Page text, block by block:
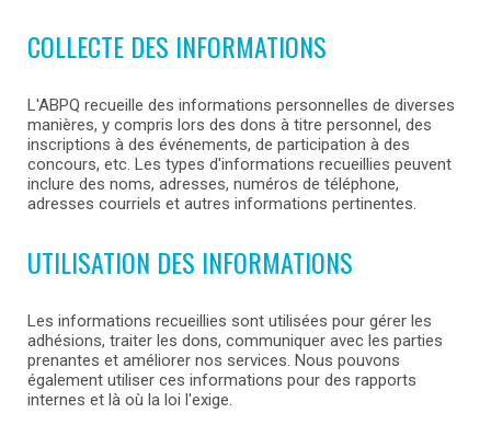
COLLECTE DES INFORMATIONS
L'ABPQ recueille des informations personnelles de diverses
manières, y compris lors des dons à titre personnel, des
inscriptions à des événements, de participation à des
concours, etc. Les types d'informations recueillies peuvent
inclure des noms, adresses, numéros de téléphone,
adresses courriels et autres informations pertinentes.
UTILISATION DES INFORMATIONS
Les informations recueillies sont utilisées pour gérer les
adhésions, traiter les dons, communiquer avec les parties
prenantes et améliorer nos services. Nous pouvons
également utiliser ces informations pour des rapports
internes et là où la loi l'exige.